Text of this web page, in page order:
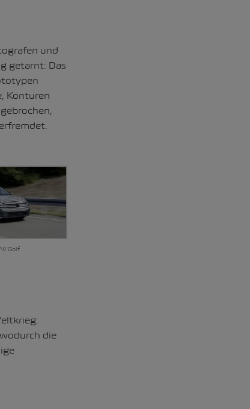
und
getarnt: Das
Konturen
Golf
die